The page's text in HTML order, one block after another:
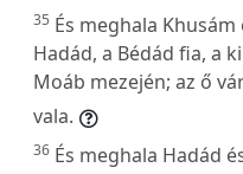
35 És meghala
Hadád, a Bédád fia, a
Moáb mezején; az ő
vala.
36 És meghala Hadád